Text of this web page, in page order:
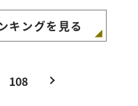
キングを見る
108